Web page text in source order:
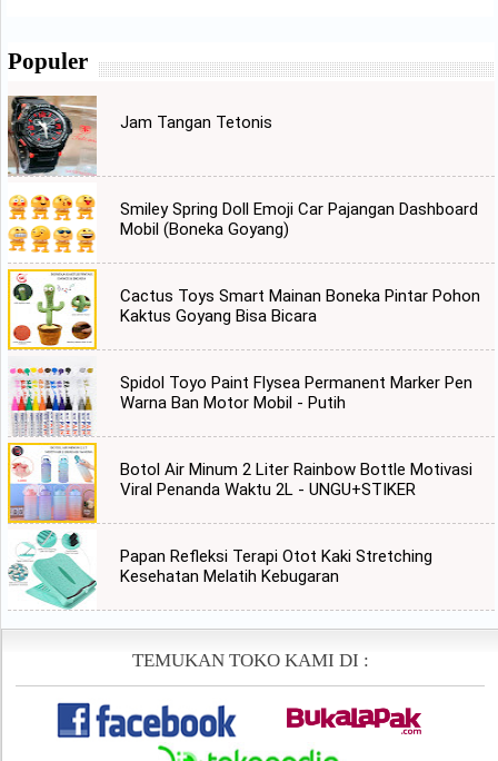
Populer
Jam Tangan Tetonis
Smiley Spring Doll Emoji Car Pajangan Dashboard
Mobil (Boneka Goyang)
Cactus Toys Smart Mainan Boneka Pintar Pohon
Kaktus Goyang Bisa Bicara
Spidol Toyo Paint Flysea Permanent Marker Pen
Warna Ban Motor Mobil - Putih
Botol Air Minum 2 Liter Rainbow Bottle Motivasi
Viral Penanda Waktu 2L - UNGU+STIKER
Papan Refleksi Terapi Otot Kaki Stretching
Kesehatan Melatih Kebugaran
TEMUKAN TOKO KAMI DI :